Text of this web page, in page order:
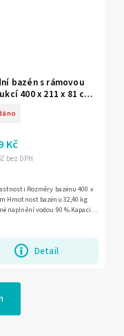
bazén s rámovou
400 x 211 x 81 cm
bez DPH
Kč
Detail
bazénu 400 x
Hmotnost bazénu 32,40 kg
naplnění vodou 90 % Kapacita